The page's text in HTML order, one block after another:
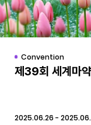
Convention
제39회 세계마
2025.06.26 -